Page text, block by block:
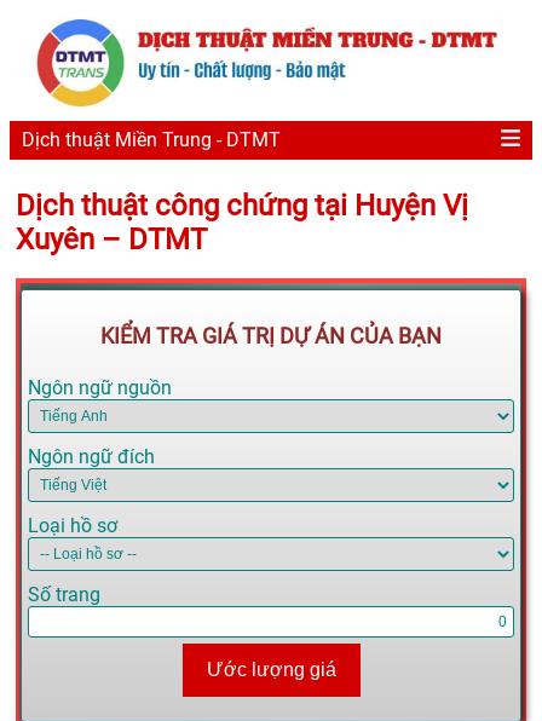
Dịch thuật Miền Trung - DTMT
Dịch thuật công chứng tại Huyện Vị
Xuyên – DTMT
KIỂM TRA GIÁ TRỊ DỰ ÁN CỦA BẠN
Ngôn ngữ nguồn
Ngôn ngữ đích
Loại hồ sơ
Số trang
Ước lượng giá